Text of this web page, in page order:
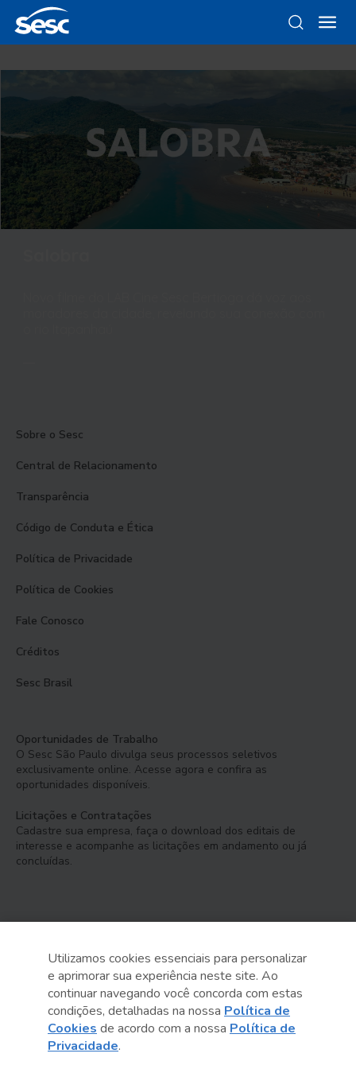
Sobre o Sesc
Central de Relacionamento
Transparência
Código de Conduta e Ética
Política de Privacidade
Política de Cookies
Fale Conosco
Créditos
Sesc Brasil
Oportunidades de Trabalho
O Sesc São Paulo divulga seus processos seletivos
exclusivamente online. Acesse agora e confira as
oportunidades disponíveis.
Licitações e Contratações
Cadastre sua empresa, faça o download dos editais de
interesse e acompanhe as licitações em andamento ou já
concluídas.
Serviço Social do Comércio
Administração Regional no Estado de São Paulo
Sesc São Paulo por aí:
Utilizamos cookies essenciais para personalizar
e aprimorar sua experiência neste site. Ao
continuar navegando você concorda com estas
condições, detalhadas na nossa Política de
Cookies de acordo com a nossa Política de
Privacidade.